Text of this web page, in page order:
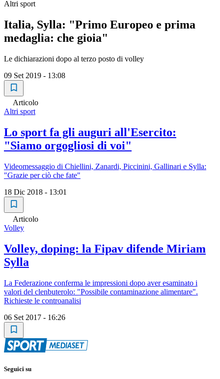
Altri sport
Italia, Sylla: "Primo Europeo e prima
medaglia: che gioia"
Le dichiarazioni dopo al terzo posto di volley
09 Set 2019 - 13:08
Articolo
Altri sport
Lo sport fa gli auguri all'Esercito:
"Siamo orgogliosi di voi"
Videomessaggio di Chiellini, Zanardi, Piccinini, Gallinari e Sylla:
"Grazie per ciò che fate"
18 Dic 2018 - 13:01
Articolo
Volley
Volley, doping: la Fipav difende Miriam
Sylla
La Federazione conferma le impressioni dopo aver esaminato i
valori del clenbuterolo: "Possibile contaminazione alimentare".
Richieste le controanalisi
06 Set 2017 - 16:26
Seguici su